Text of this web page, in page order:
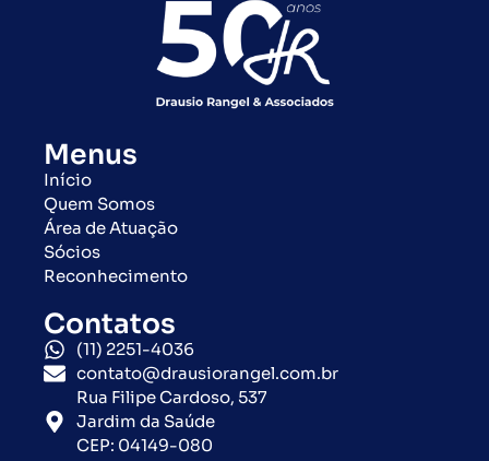
Menus
Início
Quem Somos
Área de Atuação
Sócios
Reconhecimento
Contatos
(11) 2251-4036
contato@drausiorangel.com.br
Rua Filipe Cardoso, 537
Jardim da Saúde
CEP: 04149-080